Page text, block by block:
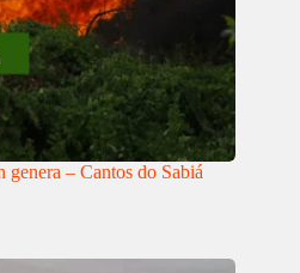
genera – Cantos do Sabiá